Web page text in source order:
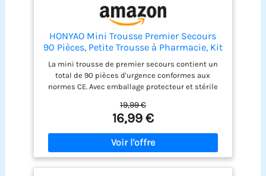
HONYAO Mini Trousse Premier Secours
90 Pièces, Petite Trousse à Pharmacie, Kit
Lieu de Travail Voyage Camping
Randonnée et Sports en Plein Air
La mini trousse de premier secours contient un
total de 90 pièces d'urgence conformes aux
normes CE. Avec emballage protecteur et stérile
des bandages, un garrot, des pansements, une
couverture de surive et plus encore, exactement
ce dont vous avez besoin en cas d'urgence. Voir les
images du produit pour une liste complète du
contenu. La mini trousse premier secours est
parfaite pour les activités de plein air comme la
19,99 €
16,99 €